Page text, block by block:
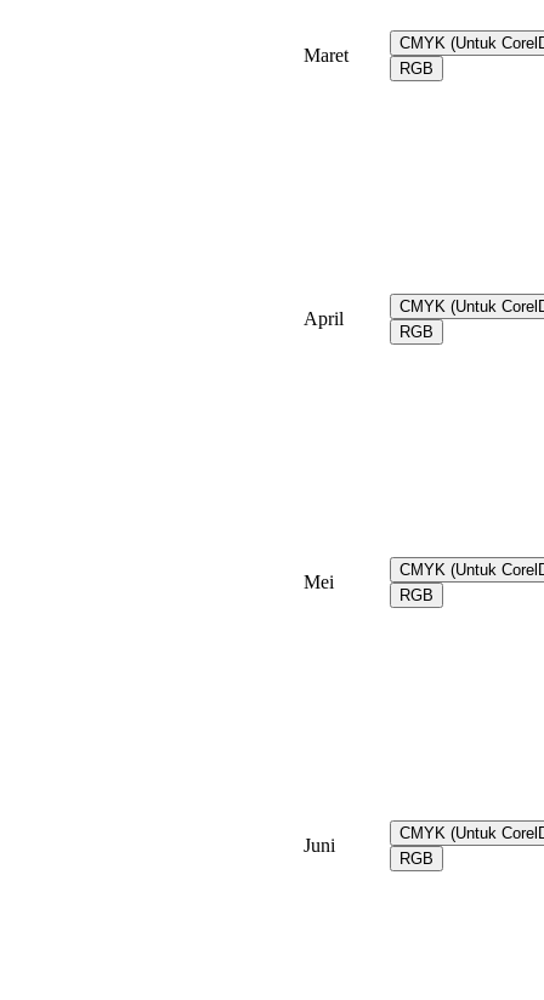
Maret
CMYK (Untuk
RGB
April
CMYK (Untuk
RGB
Mei
CMYK (Untuk
RGB
Juni
CMYK (Untuk
RGB